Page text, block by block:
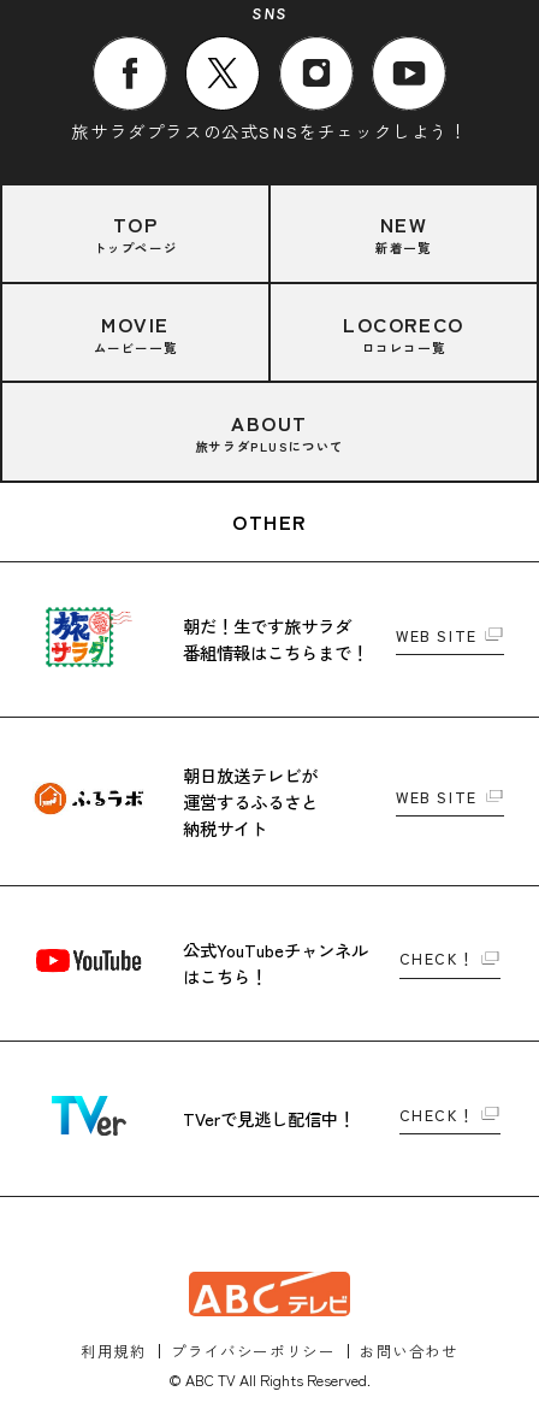
SNS
旅サラダプラスの公式SNSをチェックしよう！
TOP
トップページ
NEW
新着一覧
MOVIE
ムービー一覧
LOCORECO
ロコレコ一覧
ABOUT
旅サラダPLUSについて
OTHER
朝だ！生です旅サラダ
番組情報はこちらまで！
WEB SITE
朝日放送テレビが
運営するふるさと
納税サイト
WEB SITE
公式YouTubeチャンネル
はこちら！
CHECK！
TVerで見逃し配信中！ CHECK！
利用規約 プライバシーポリシー
お問い合わせ
© ABC TV All Rights Reserved.